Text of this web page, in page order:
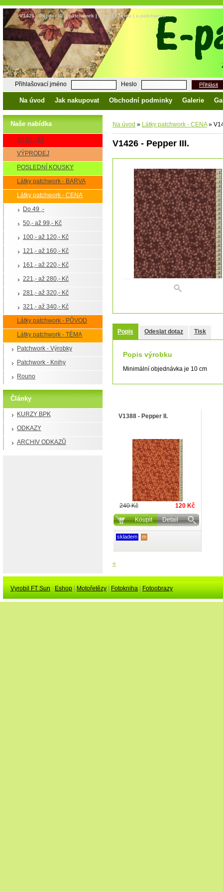
V1426 - Pepper III. | patchwork | látky | bavlna | e-patchwork
Přihlašovací jméno Heslo Přihlásit
Na úvod Jak nakupovat Obchodní podminky Galerie
Naše nabídka
ZA 80,- Kč
VÝPRODEJ
POSLEDNÍ KOUSKY
Látky patchwork - BARVA
Látky patchwork - CENA
Do 49 ,-
50,- až 99,- Kč
100,- až 120,- Kč
121,- až 160,- Kč
161,- až 220,- Kč
221,- až 280,- Kč
281,- až 320,- Kč
321,- až 340,- Kč
Látky patchwork - PŮVOD
Látky patchwork - TÉMA
Patchwork - Výrobky
Patchwork - Knihy
Rouno
Články
KURZY BPK
ODKAZY
ARCHIV ODKAZŮ
Na úvod » Látky patchwork - CENA »
V1426 - Pepper III.
Popis Odeslat dotaz Tisk
Popis výrobku
Minimální objednávka je 10 cm
V1388 - Pepper II.
240 Kč
120 Kč
Koupit
Detail
skladem m
«
Vyrobil FT Sun Eshop Motořetězy Fotokniha Fotoobrazy